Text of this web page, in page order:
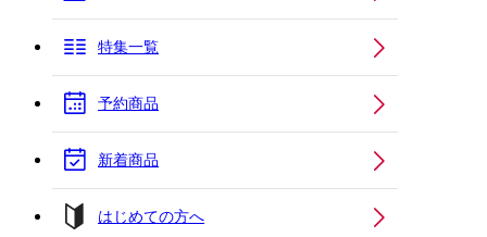
特集一覧
予約商品
新着商品
はじめての方へ